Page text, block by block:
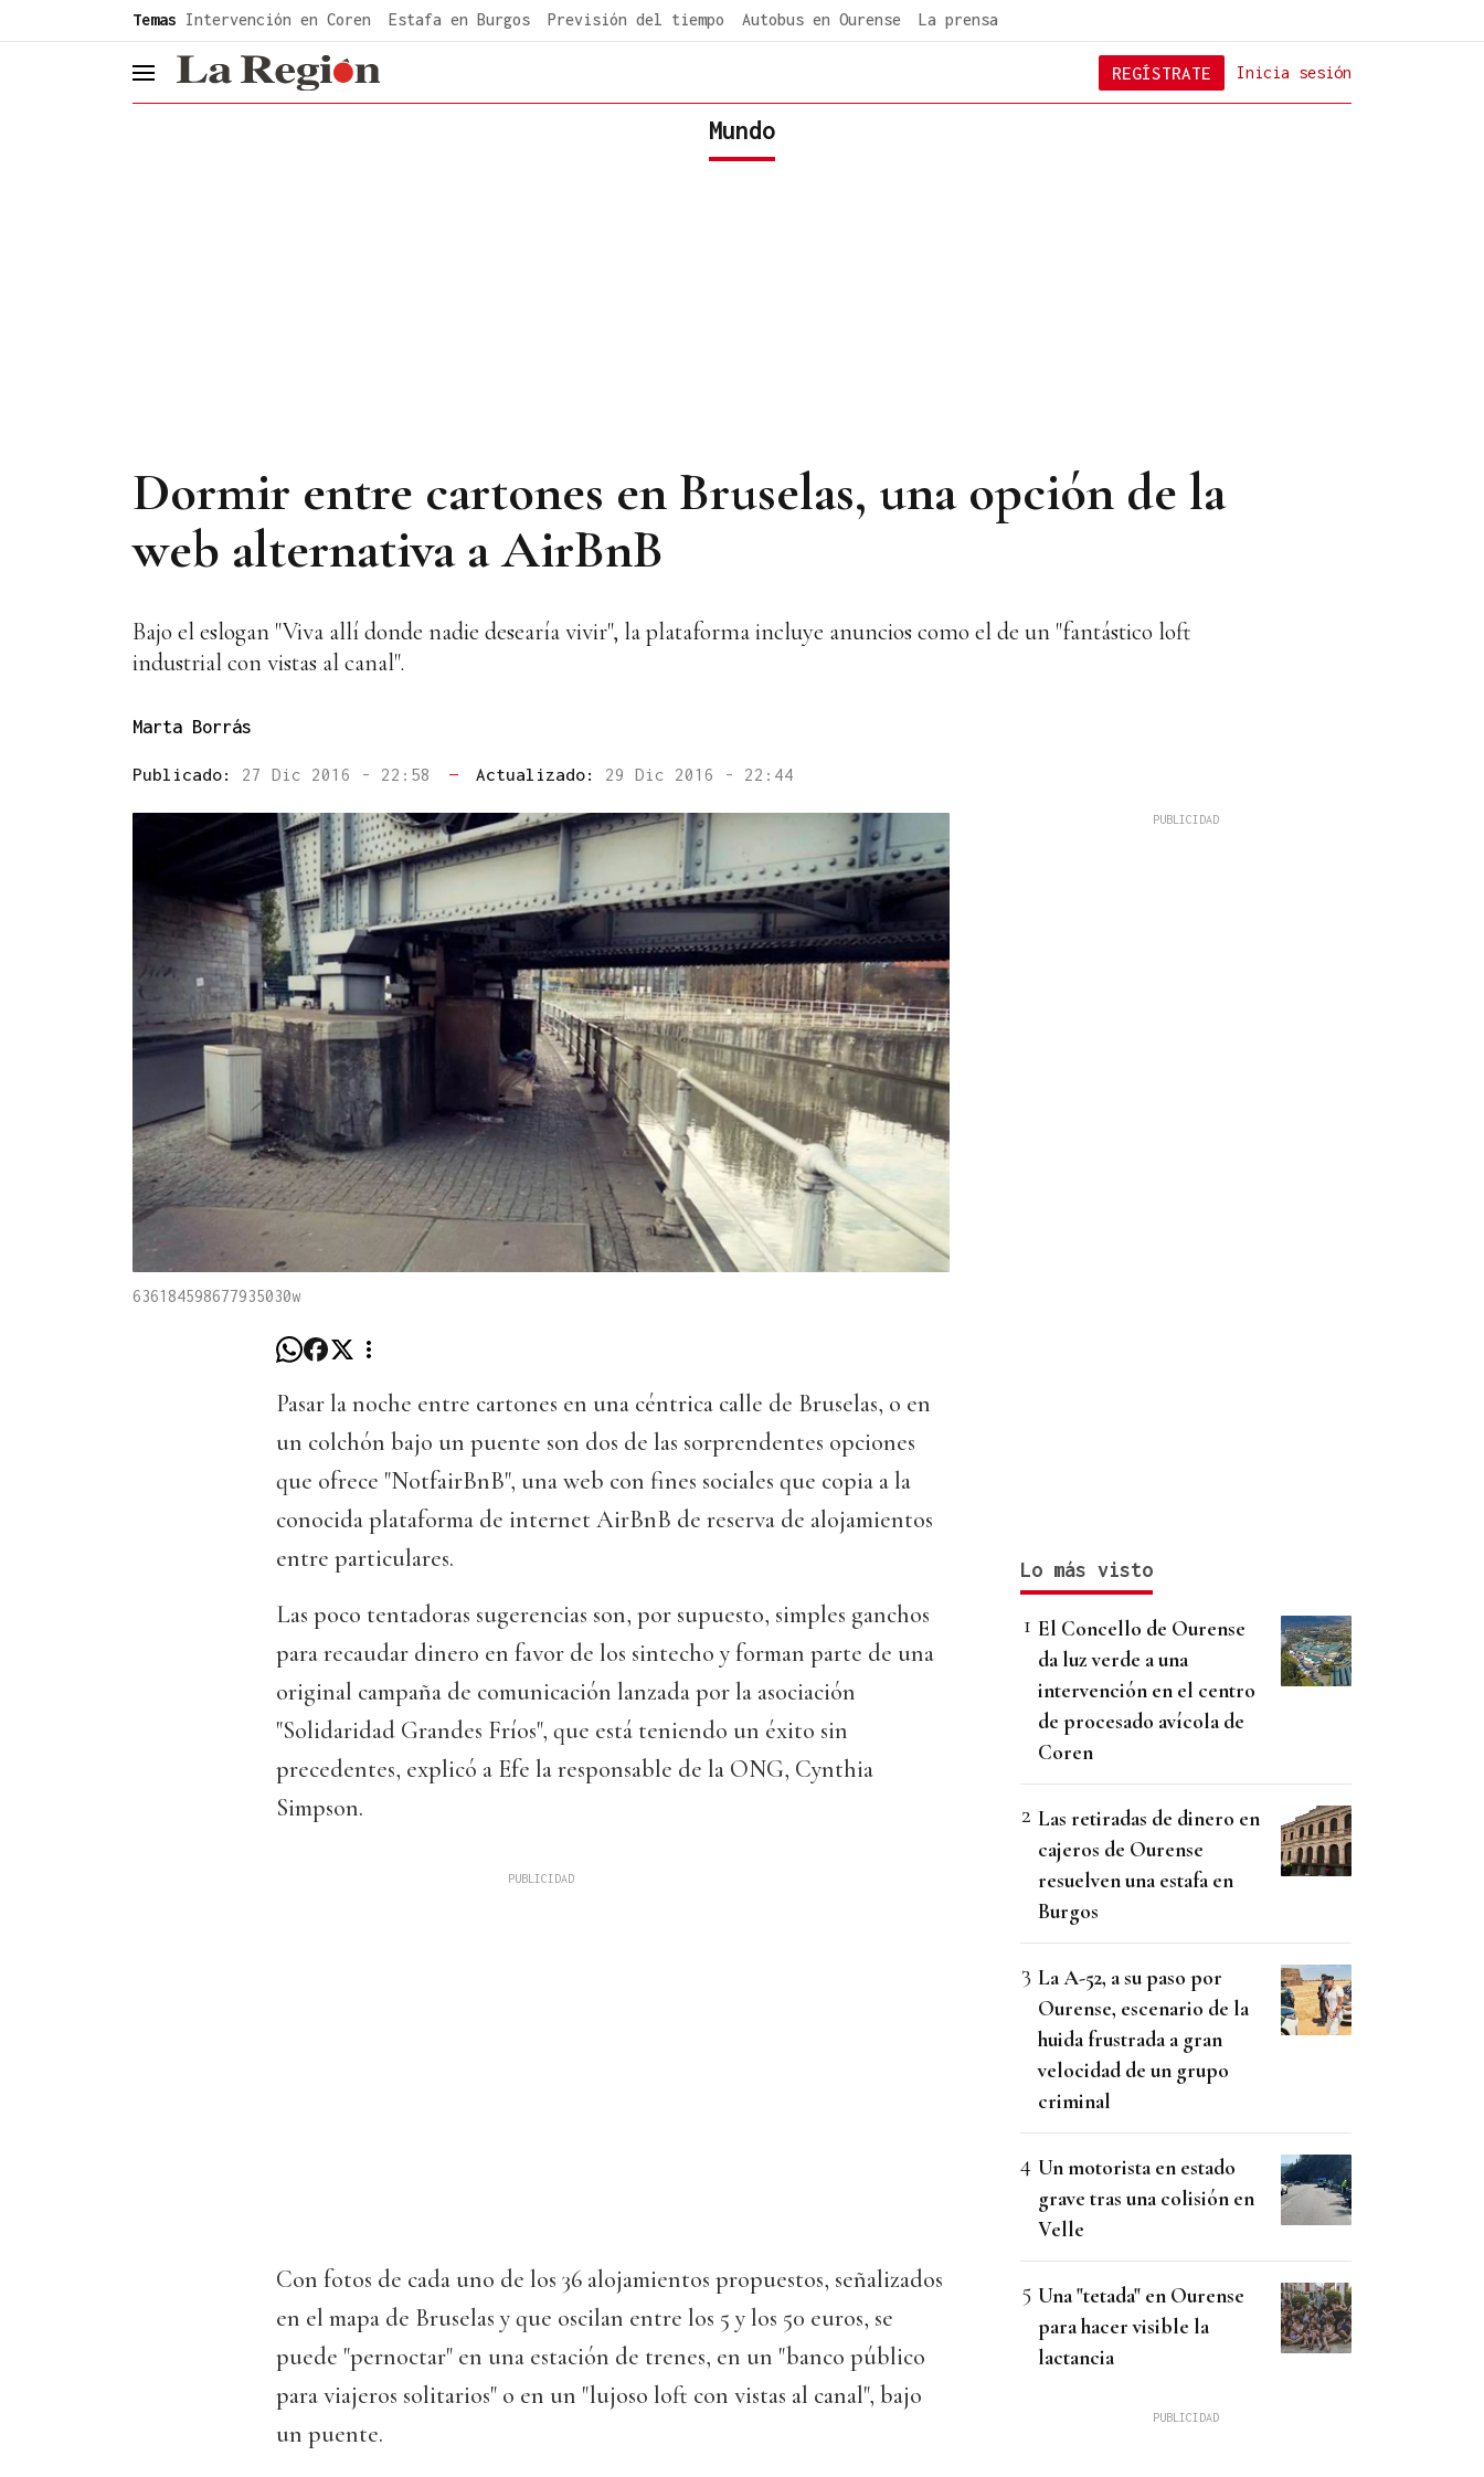
Temas Intervención en Coren Estafa en Burgos Previsión del tiempo Autobus en Ourense La prensa
header.menu.open Inicia sesión
REGÍSTRATE
Mundo
Dormir entre cartones en Bruselas, una opción de la
web alternativa a AirBnB
Bajo el eslogan "Viva allí donde nadie desearía vivir", la plataforma incluye anuncios como el de un "fantástico loft
industrial con vistas al canal".
Marta Borrás
Publicado: 27 Dic 2016 - 22:58 — Actualizado: 29 Dic 2016 - 22:44
636184598677935030w
Pasar la noche entre cartones en una céntrica calle de Bruselas, o en
un colchón bajo un puente son dos de las sorprendentes opciones
que ofrece "NotfairBnB", una web con fines sociales que copia a la
conocida plataforma de internet AirBnB de reserva de alojamientos
entre particulares.
Las poco tentadoras sugerencias son, por supuesto, simples ganchos
para recaudar dinero en favor de los sintecho y forman parte de una
original campaña de comunicación lanzada por la asociación
"Solidaridad Grandes Fríos", que está teniendo un éxito sin
precedentes, explicó a Efe la responsable de la ONG, Cynthia
Simpson.
Con fotos de cada uno de los 36 alojamientos propuestos, señalizados
en el mapa de Bruselas y que oscilan entre los 5 y los 50 euros, se
puede "pernoctar" en una estación de trenes, en un "banco público
para viajeros solitarios" o en un "lujoso loft con vistas al canal", bajo
un puente.
Lo más visto
El Concello de Ourense
da luz verde a una
intervención en el centro
de procesado avícola de
Coren
Las retiradas de dinero en
cajeros de Ourense
resuelven una estafa en
Burgos
La A-52, a su paso por
Ourense, escenario de la
huida frustrada a gran
velocidad de un grupo
criminal
Un motorista en estado
grave tras una colisión en
Velle
Una "tetada" en Ourense
para hacer visible la
lactancia